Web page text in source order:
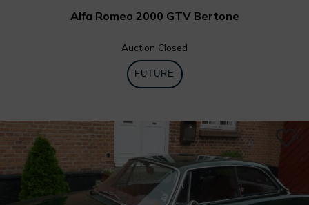
Alfa Romeo 2000 GTV Bertone
Auction Closed
FUTURE